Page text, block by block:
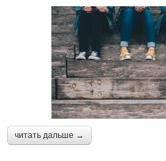
читать дальше →